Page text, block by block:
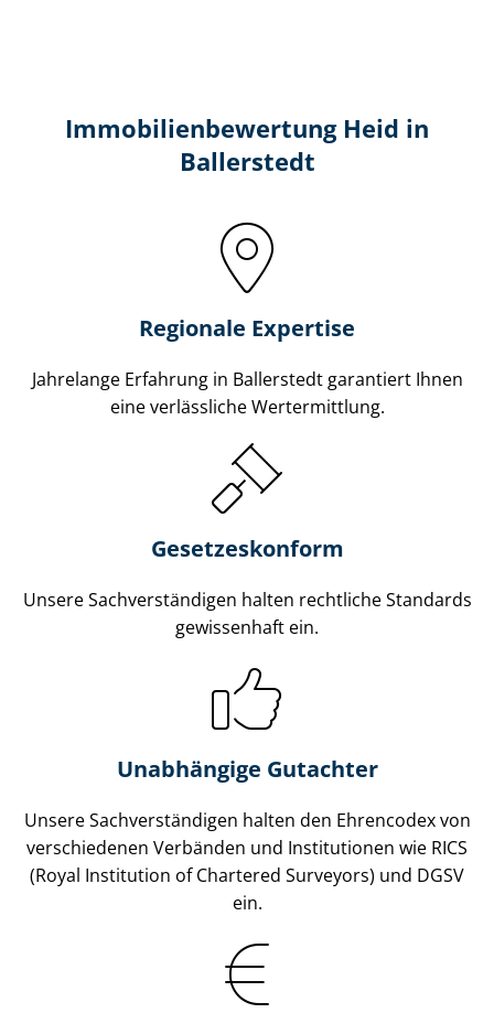
Immobilien­bewertung Heid in
Ballerstedt
Regionale Expertise
Jahrelange Erfahrung in Ballerstedt garantiert Ihnen
eine verlässliche Wertermittlung.
Gesetzes­konform
Unsere Sach­ver­stän­di­gen halten rechtliche Standards
gewissenhaft ein.
Unabhängige Gutachter
Unsere Sach­ver­stän­di­gen halten den Ehrencodex von
verschiedenen Verbänden und Institutionen wie RICS
(Royal Institution of Chartered Surveyors) und DGSV
ein.